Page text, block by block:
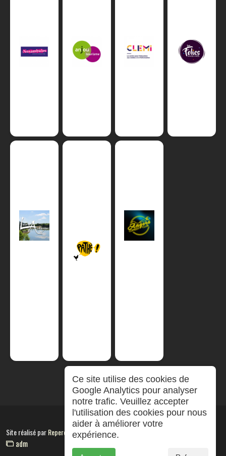
Site réalisé parRepereCom
adm
Ce site utilise des cookies de
Google Analytics pour analyser
notre trafic. Veuillez accepter
l'utilisation des cookies pour nous
aider à améliorer votre
expérience.